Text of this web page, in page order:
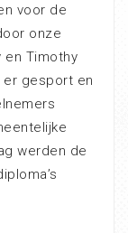
voor de
onze
en Timothy
er gesport en
werden de